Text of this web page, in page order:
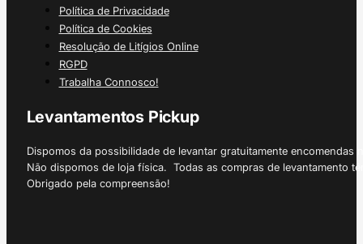
Política de Privacidade
Política de Cookies
Resolução de Litígios Online
RGPD
Trabalha Connosco!
Levantamentos Pickup
Dispomos da possibilidade de levantar gratuitamente
Não dispomos de loja física. Todas as compras de levantamento
Obrigado pela compreensão!